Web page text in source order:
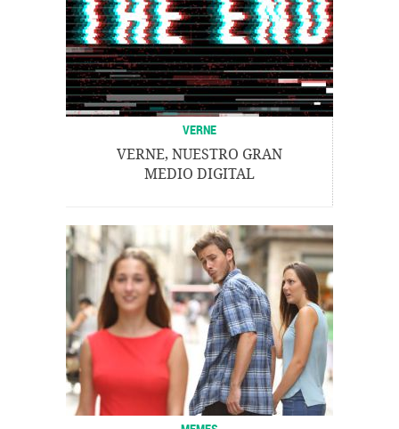
VERNE
VERNE, NUESTRO GRAN
MEDIO DIGITAL